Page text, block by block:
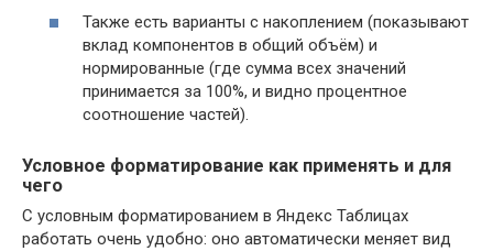
Также есть варианты с накоплением (показывают
вклад компонентов в общий объём) и
нормированные (где сумма всех значений
принимается за 100%, и видно процентное
соотношение частей).
Условное форматирование как применять и для
чего
С условным форматированием в Яндекс Таблицах
работать очень удобно: оно автоматически меняет вид